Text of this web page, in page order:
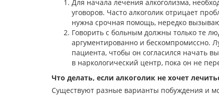
Для начала лечения алкоголизма,
уговоров. Часто алкоголик отрицает
нужна срочная помощь, нередко
Говорить с больным должны только те
аргументированно и бескомпромиссно.
пациента, чтобы он согласился начать
в наркологический центр, пока он не
Что делать, если алкоголик не хочет
Существуют разные варианты побуждения и